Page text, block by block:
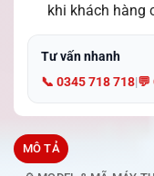
khi khách hàng
Tư vấn nhanh
📞 0345 718 718|💬
MÔ TẢ